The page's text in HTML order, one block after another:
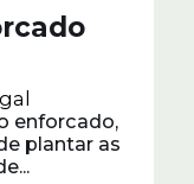
enforcado,
plantar as